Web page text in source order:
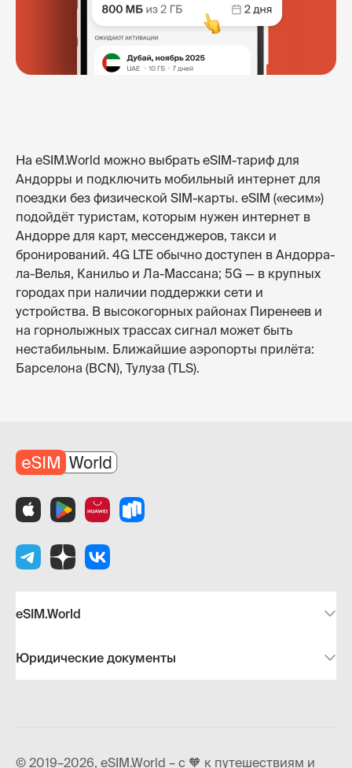
На eSIM.World можно выбрать eSIM-тариф для
Андорры и подключить мобильный интернет для
поездки без физической SIM-карты. eSIM («есим»)
подойдёт туристам, которым нужен интернет в
Андорре для карт, мессенджеров, такси и
бронирований. 4G LTE обычно доступен в Андорра-
ла-Велья, Канильо и Ла-Массана; 5G — в крупных
городах при наличии поддержки сети и
устройства. В высокогорных районах Пиренеев и
на горнолыжных трассах сигнал может быть
нестабильным. Ближайшие аэропорты прилёта:
Барселона (BCN), Тулуза (TLS).
eSIM.World
Юридические документы
© 2019–2026, eSIM.World – с 🧡 к путешествиям и